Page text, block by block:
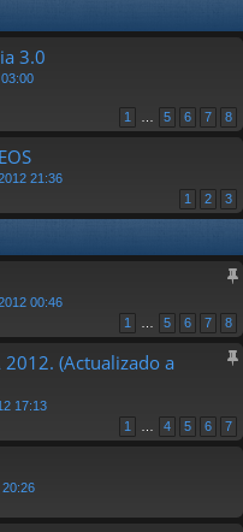
3.0
1 5 6 7 8
21:36
1 2 3
00:46
1 5 6 7 8
2012. (Actualizado a
17:13
1 4 5 6 7
20:26